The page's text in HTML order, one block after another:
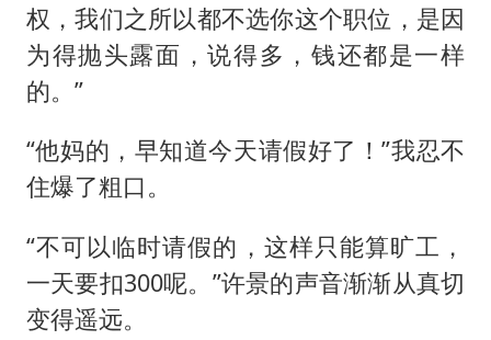
权，我们之所以都不选你这个职位，是因
为得抛头露面，说得多，钱还都是一样
的。”
“他妈的，早知道今天请假好了！”我忍不
住爆了粗口。
“不可以临时请假的，这样只能算旷工，
一天要扣300呢。”许景的声音渐渐从真切
变得遥远。